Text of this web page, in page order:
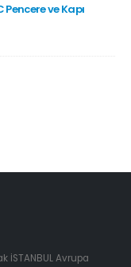
ve Kapı
İSTANBUL Avrupa